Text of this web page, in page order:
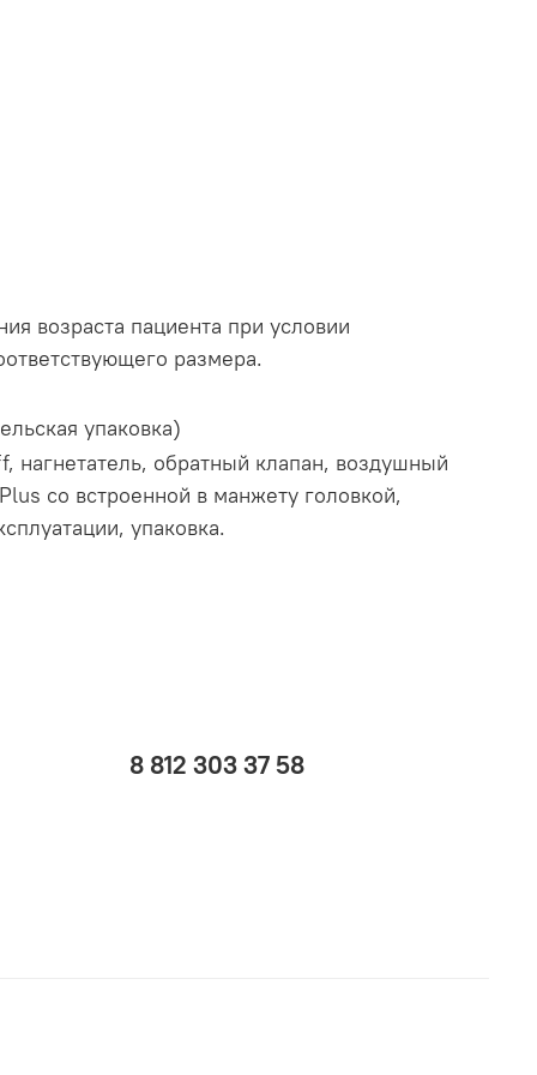
возраста пациента при условии
размера.
упаковка)
нагнетатель, обратный клапан, воздушный
со встроенной в манжету головкой,
упаковка.
8 812 303 37 58